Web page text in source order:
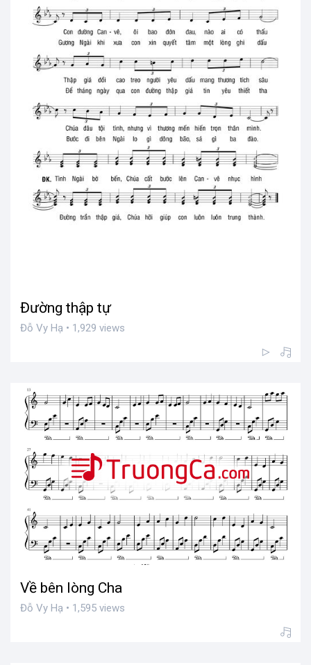
Đường thập tự
Đỗ Vy Hạ • 1,929 views
Về bên lòng Cha
Đỗ Vy Hạ • 1,595 views